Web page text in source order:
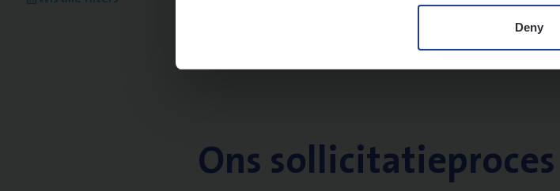
Deny
Ons sollicitatieproces